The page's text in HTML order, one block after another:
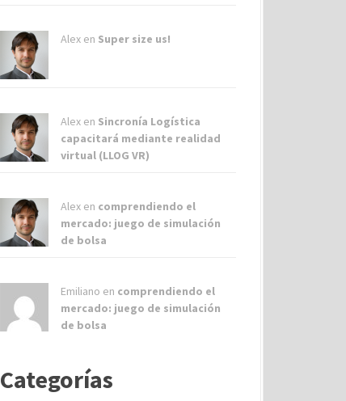
Alex en Super size us!
Alex en Sincronía Logística
capacitará mediante realidad
virtual (LLOG VR)
Alex en comprendiendo el
mercado: juego de simulación
de bolsa
Emiliano en comprendiendo el
mercado: juego de simulación
de bolsa
Categorías